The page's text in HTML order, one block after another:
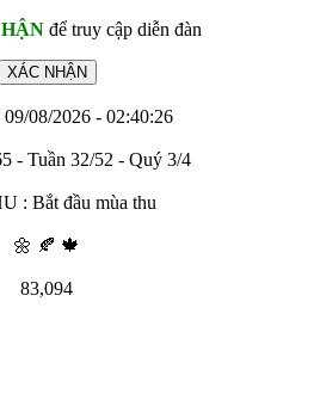
để truy cập diễn đàn
08/2026 - 02:40:26
- Tuần 32/52 - Quý 3/4
: Bắt đầu mùa thu
🌼 🍂 🍁
83,094